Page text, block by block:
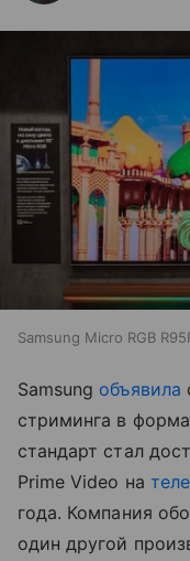
Samsung Micro RGB
Samsung объявила
стриминга в
стандарт стал
Prime Video на
года. Компания
один другой